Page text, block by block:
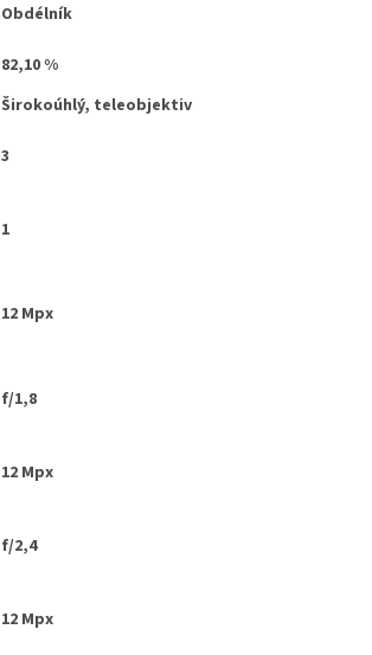
Obdélník
82,10 %
Širokoúhlý, teleobjektiv
3
1
12 Mpx
f/1,8
12 Mpx
f/2,4
12 Mpx